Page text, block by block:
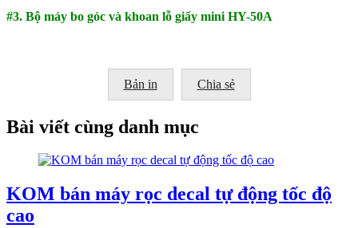
#3. Bộ máy bo góc và khoan lỗ giấy mini HY-50A
Bản in Chia sẻ
Bài viết cùng danh mục
KOM bán máy rọc decal tự động tốc độ
cao